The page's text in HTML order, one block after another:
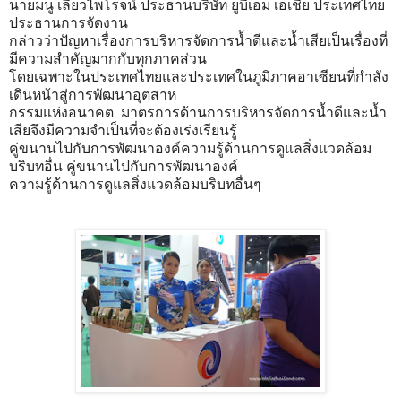
นายมนู เลียวไพโรจน์ ประธานบริษัท ยูบีเอ็ม เอเชีย ประเทศไทย
ประธานการจัดงาน
กล่าวว่าปัญหาเรื่องการบริหารจัดการน้ำดีและน้ำเสียเป็นเรื่องที่
มีความสำคัญมากกับทุกภาคส่วน
โดยเฉพาะในประเทศไทยและประเทศในภูมิภาคอาเซียนที่กำลัง
เดินหน้าสู่การพัฒนาอุตสาห
กรรมแห่งอนาคต มาตรการด้านการบริหารจัดการน้ำดีและน้ำ
เสียจึงมีความจำเป็นที่จะต้องเร่งเรียนรู้
คู่ขนานไปกับการพัฒนาองค์ความรู้ด้านการดูแลสิ่งแวดล้อม
บริบทอื่น คู่ขนานไปกับการพัฒนาองค์
ความรู้ด้านการดูแลสิ่งแวดล้อมบริบทอื่นๆ